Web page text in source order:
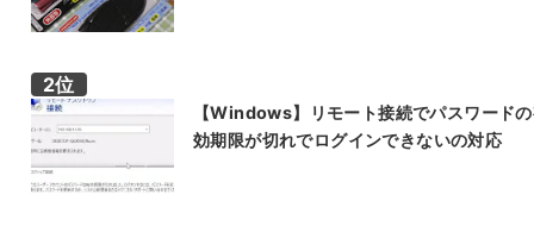
【Windows】リモート接続でパスワード
効期限が切れでログインできないの対応